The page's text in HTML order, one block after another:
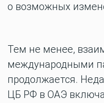
о возможных
Тем не менее,
международными
продолжается.
ЦБ РФ в ОАЭ